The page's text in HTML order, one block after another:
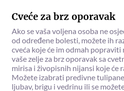
Cveće za brz oporavak
Ako se vaša voljena osoba ne
od određene bolesti, možete ih
cveća koje će im odmah
vaše zelje za brz oporavak sa
mirisa i živopisnih nijansi koje će
Možete izabrati predivne
ljubav, brigu i vedrinu ili se